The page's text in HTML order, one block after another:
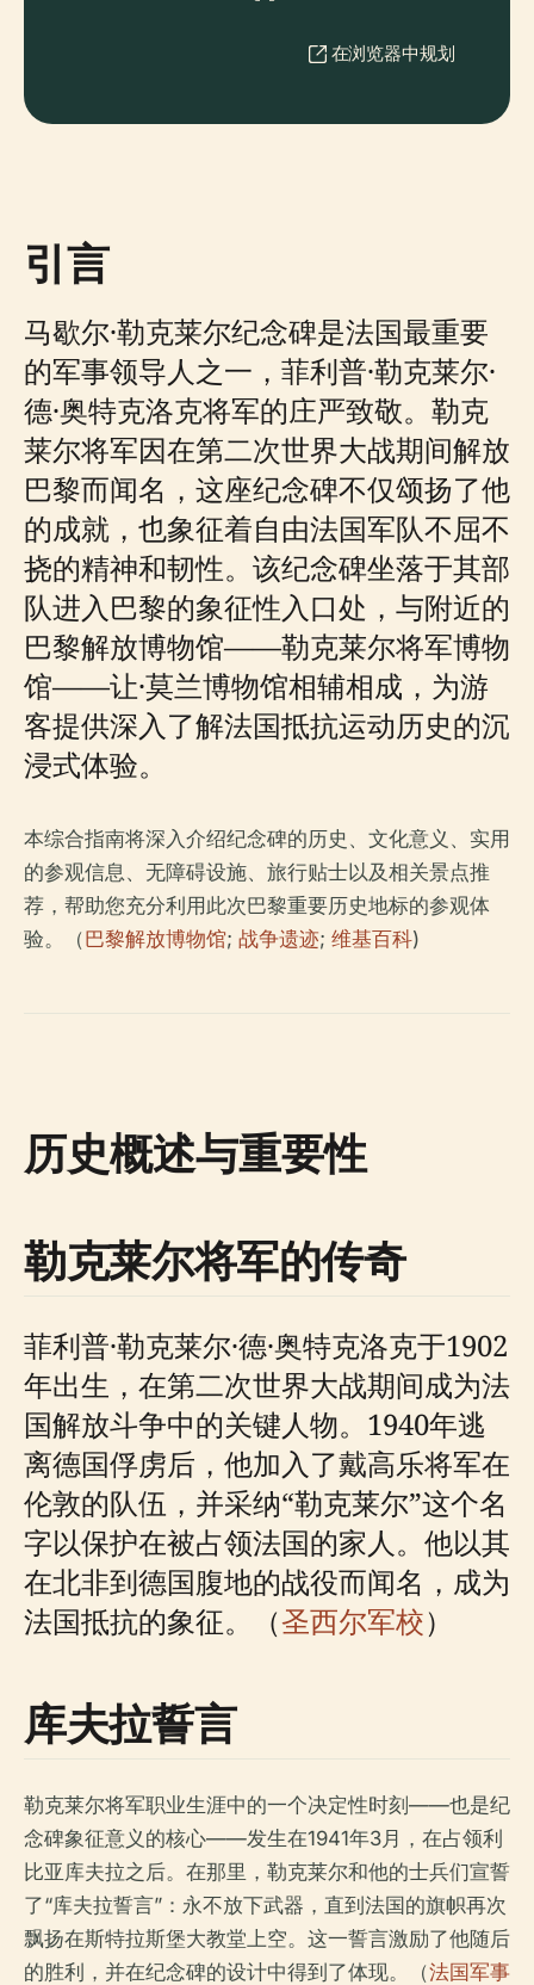
在浏览器中规划
引言
马歇尔·勒克莱尔纪念碑是法国最重要
的军事领导人之一，菲利普·勒克莱尔·
德·奥特克洛克将军的庄严致敬。勒克
莱尔将军因在第二次世界大战期间解放
巴黎而闻名，这座纪念碑不仅颂扬了他
的成就，也象征着自由法国军队不屈不
挠的精神和韧性。该纪念碑坐落于其部
队进入巴黎的象征性入口处，与附近的
巴黎解放博物馆——勒克莱尔将军博物
馆——让·莫兰博物馆相辅相成，为游
客提供深入了解法国抵抗运动历史的沉
浸式体验。
本综合指南将深入介绍纪念碑的历史、文化意义、实用
的参观信息、无障碍设施、旅行贴士以及相关景点推
荐，帮助您充分利用此次巴黎重要历史地标的参观体
验。（巴黎解放博物馆; 战争遗迹; 维基百科)
历史概述与重要性
勒克莱尔将军的传奇
菲利普·勒克莱尔·德·奥特克洛克于1902
年出生，在第二次世界大战期间成为法
国解放斗争中的关键人物。1940年逃
离德国俘虏后，他加入了戴高乐将军在
伦敦的队伍，并采纳“勒克莱尔”这个名
字以保护在被占领法国的家人。他以其
在北非到德国腹地的战役而闻名，成为
法国抵抗的象征。（圣西尔军校）
库夫拉誓言
勒克莱尔将军职业生涯中的一个决定性时刻——也是纪
念碑象征意义的核心——发生在1941年3月，在占领利
比亚库夫拉之后。在那里，勒克莱尔和他的士兵们宣誓
了“库夫拉誓言”：永不放下武器，直到法国的旗帜再次
飘扬在斯特拉斯堡大教堂上空。这一誓言激励了他随后
的胜利，并在纪念碑的设计中得到了体现。（法国军事